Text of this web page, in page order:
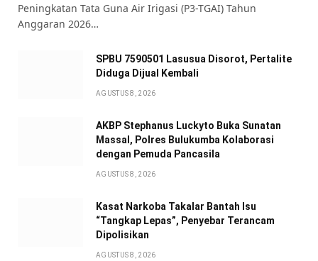
Peningkatan Tata Guna Air Irigasi (P3-TGAI) Tahun
Anggaran 2026…
SPBU 7590501 Lasusua Disorot, Pertalite
Diduga Dijual Kembali
AGUSTUS 8, 2026
AKBP Stephanus Luckyto Buka Sunatan
Massal, Polres Bulukumba Kolaborasi
dengan Pemuda Pancasila
AGUSTUS 8, 2026
Kasat Narkoba Takalar Bantah Isu
“Tangkap Lepas”, Penyebar Terancam
Dipolisikan
AGUSTUS 8, 2026